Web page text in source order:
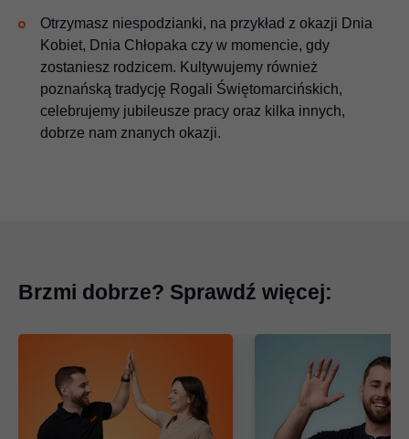
Otrzymasz niespodzianki, na przykład z okazji Dnia
Kobiet, Dnia Chłopaka czy w momencie, gdy
zostaniesz rodzicem. Kultywujemy również
poznańską tradycję Rogali Świętomarcińskich,
celebrujemy jubileusze pracy oraz kilka innych,
dobrze nam znanych okazji.
Brzmi dobrze? Sprawdź więcej: